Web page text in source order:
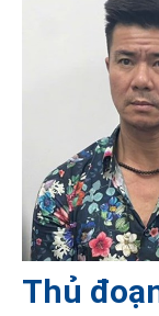
Thủ